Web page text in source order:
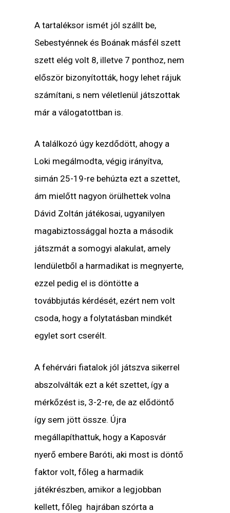
A tartaléksor ismét jól szállt be,
Sebestyénnek és Boának másfél szett
szett elég volt 8, illetve 7 ponthoz, nem
először bizonyították, hogy lehet rájuk
számítani, s nem véletlenül játszottak
már a válogatottban is.
A találkozó úgy kezdődött, ahogy a
Loki megálmodta, végig irányítva,
simán 25-19-re behúzta ezt a szettet,
ám mielőtt nagyon örülhettek volna
Dávid Zoltán játékosai, ugyanilyen
magabiztossággal hozta a második
játszmát a somogyi alakulat, amely
lendületből a harmadikat is megnyerte,
ezzel pedig el is döntötte a
továbbjutás kérdését, ezért nem volt
csoda, hogy a folytatásban mindkét
egylet sort cserélt.
A fehérvári fiatalok jól játszva sikerrel
abszolválták ezt a két szettet, így a
mérkőzést is, 3-2-re, de az elődöntő
így sem jött össze. Újra
megállapíthattuk, hogy a Kaposvár
nyerő embere Baróti, aki most is döntő
faktor volt, főleg a harmadik
játékrészben, amikor a legjobban
kellett, főleg hajrában szórta a